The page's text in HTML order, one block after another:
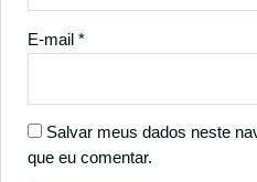
E-mail*
Salvar meus dados neste
que eu comentar.